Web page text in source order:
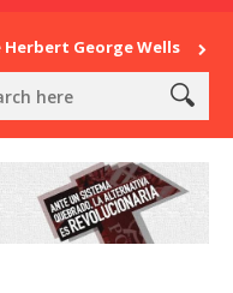
George Wells